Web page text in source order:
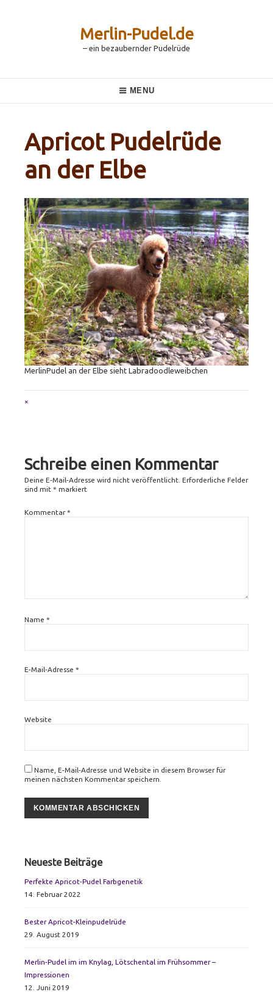
Merlin-Pudel.de
– ein bezaubernder Pudelrüde
Navigation
MENU
Apricot Pudelrüde
an der Elbe
MerlinPudel an der Elbe sieht Labradoodleweibchen
Full
×
Schreibe einen Kommentar
Deine E-Mail-Adresse wird nicht veröffentlicht. Erforderliche Felder
sind mit * markiert
Kommentar*
Name *
E-Mail-Adresse *
Website
Name, E-Mail-Adresse und Website in diesem Browser für
meinen nächsten Kommentar speichern.
Primary
Sidebar
Neueste Beiträge
Perfekte Apricot-Pudel Farbgenetik
14. Februar 2022
Bester Apricot-Kleinpudelrüde
29. August 2019
Merlin-Pudel im im Knylag, Lötschental im Frühsommer –
Impressionen
12. Juni 2019